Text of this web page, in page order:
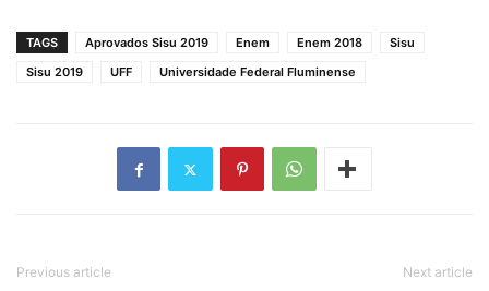
TAGS Aprovados Sisu 2019 Enem Enem 2018
Sisu
Sisu 2019
UFF Universidade Federal Fluminense
Previous article Next article